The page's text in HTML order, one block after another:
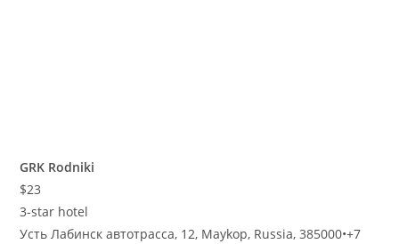
GRK Rodniki
$23
3-star hotel
Усть Лабинск автотрасса, 12, Maykop, Russia, 385000•+7